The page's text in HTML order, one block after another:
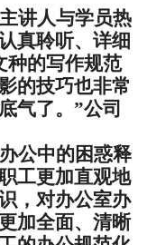
主讲人与学员热
真聆听、详细
种的写作规范
的技巧也非常
气了。 ”公司
公中的困惑释
工更加直观地
，对办公室办
加全面、清晰